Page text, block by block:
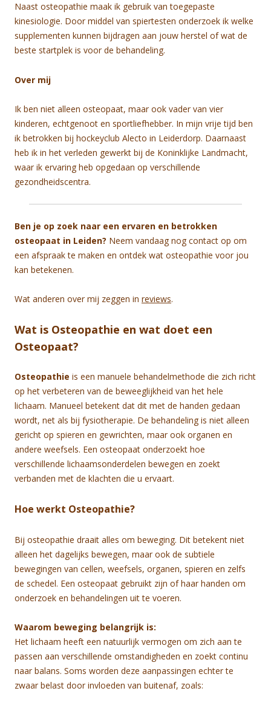
Naast osteopathie maak ik gebruik van toegepaste
kinesiologie. Door middel van spiertesten onderzoek ik welke
supplementen kunnen bijdragen aan jouw herstel of wat de
beste startplek is voor de behandeling.
Over mij
Ik ben niet alleen osteopaat, maar ook vader van vier
kinderen, echtgenoot en sportliefhebber. In mijn vrije tijd ben
ik betrokken bij hockeyclub Alecto in Leiderdorp. Daarnaast
heb ik in het verleden gewerkt bij de Koninklijke Landmacht,
waar ik ervaring heb opgedaan op verschillende
gezondheidscentra.
Ben je op zoek naar een ervaren en betrokken
osteopaat in Leiden? Neem vandaag nog contact op om
een afspraak te maken en ontdek wat osteopathie voor jou
kan betekenen.
Wat anderen over mij zeggen in reviews.
Wat is Osteopathie en wat doet een
Osteopaat?
Osteopathie is een manuele behandelmethode die zich richt
op het verbeteren van de beweeglijkheid van het hele
lichaam. Manueel betekent dat dit met de handen gedaan
wordt, net als bij fysiotherapie. De behandeling is niet alleen
gericht op spieren en gewrichten, maar ook organen en
andere weefsels. Een osteopaat onderzoekt hoe
verschillende lichaamsonderdelen bewegen en zoekt
verbanden met de klachten die u ervaart.
Hoe werkt Osteopathie?
Bij osteopathie draait alles om beweging. Dit betekent niet
alleen het dagelijks bewegen, maar ook de subtiele
bewegingen van cellen, weefsels, organen, spieren en zelfs
de schedel. Een osteopaat gebruikt zijn of haar handen om
onderzoek en behandelingen uit te voeren.
Waarom beweging belangrijk is:
Het lichaam heeft een natuurlijk vermogen om zich aan te
passen aan verschillende omstandigheden en zoekt continu
naar balans. Soms worden deze aanpassingen echter te
zwaar belast door invloeden van buitenaf, zoals: